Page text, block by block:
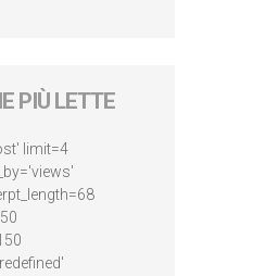
PIÙ LETTE
limit=4